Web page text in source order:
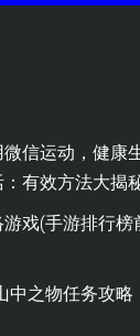
信运动，健康
有效方法大揭
戏(手游排行榜
中之物任务攻